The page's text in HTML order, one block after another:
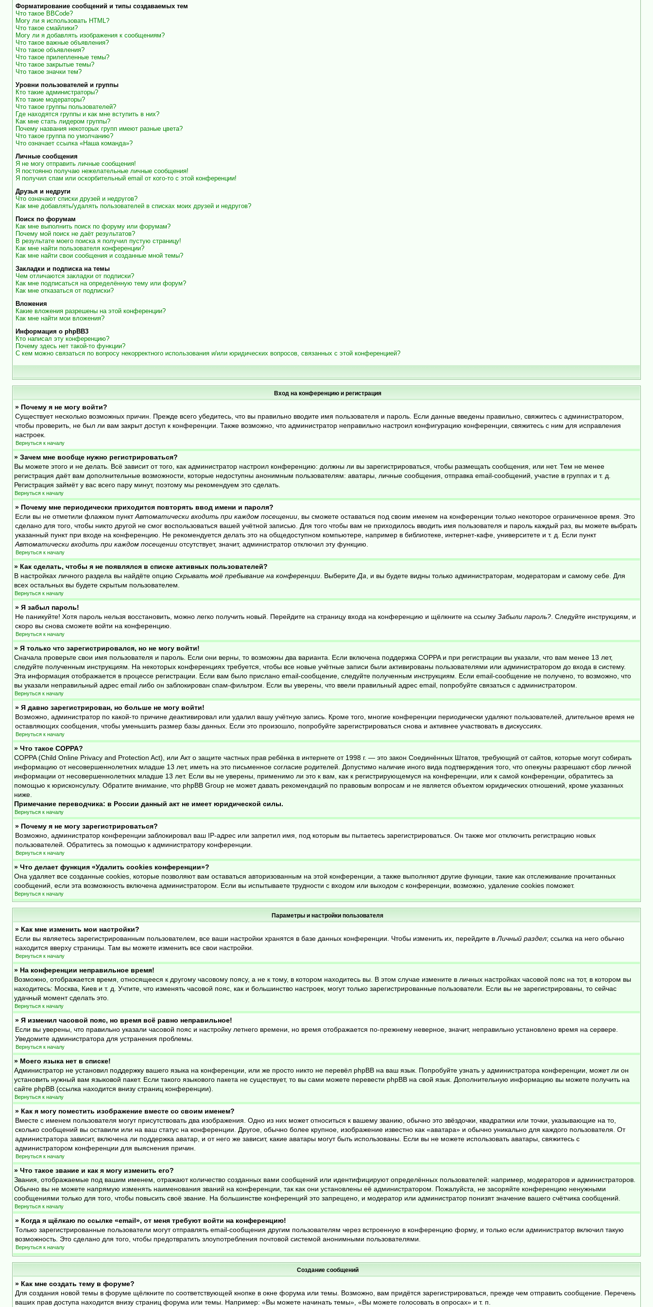
Форматирование сообщений и типы создаваемых тем
Что такое BBCode?
Могу ли я использовать HTML?
Что такое смайлики?
Могу ли я добавлять изображения к сообщениям?
Что такое важные объявления?
Что такое объявления?
Что такое прилепленные темы?
Что такое закрытые темы?
Что такое значки тем?
Уровни пользователей и группы
Кто такие администраторы?
Кто такие модераторы?
Что такое группы пользователей?
Где находятся группы и как мне вступить в них?
Как мне стать лидером группы?
Почему названия некоторых групп имеют разные цвета?
Что такое группа по умолчанию?
Что означает ссылка «Наша команда»?
Личные сообщения
Я не могу отправить личные сообщения!
Я постоянно получаю нежелательные личные сообщения!
Я получил спам или оскорбительный email от кого-то с этой конференции!
Друзья и недруги
Что означают списки друзей и недругов?
Как мне добавлять/удалять пользователей в списках моих друзей и недругов?
Поиск по форумам
Как мне выполнить поиск по форуму или форумам?
Почему мой поиск не даёт результатов?
В результате моего поиска я получил пустую страницу!
Как мне найти пользователя конференции?
Как мне найти свои сообщения и созданные мной темы?
Закладки и подписка на темы
Чем отличаются закладки от подписки?
Как мне подписаться на определённую тему или форум?
Как мне отказаться от подписки?
Вложения
Какие вложения разрешены на этой конференции?
Как мне найти мои вложения?
Информация о phpBB3
Кто написал эту конференцию?
Почему здесь нет такой-то функции?
С кем можно связаться по вопросу некорректного использования и/или юридических вопросов, связанных с этой конференцией?
Вход на конференцию и регистрация
» Почему я не могу войти?
Существует несколько возможных причин. Прежде всего убедитесь, что вы правильно вводите имя пользователя и пароль. Если данные введены правильно, свяжитесь с администратором,
чтобы проверить, не был ли вам закрыт доступ к конференции. Также возможно, что администратор неправильно настроил конфигурацию конференции, свяжитесь с ним для исправления
настроек.
Вернуться к началу
» Зачем мне вообще нужно регистрироваться?
Вы можете этого и не делать. Всё зависит от того, как администратор настроил конференцию: должны ли вы зарегистрироваться, чтобы размещать сообщения, или нет. Тем не менее
регистрация даёт вам дополнительные возможности, которые недоступны анонимным пользователям: аватары, личные сообщения, отправка email-сообщений, участие в группах и т. д.
Регистрация займёт у вас всего пару минут, поэтому мы рекомендуем это сделать.
Вернуться к началу
» Почему мне периодически приходится повторять ввод имени и пароля?
Если вы не отметили флажком пунктАвтоматически входить при каждом посещении , вы сможете оставаться под своим именем на конференции только некоторое ограниченное время. Это
сделано для того, чтобы никто другой не смог воспользоваться вашей учётной записью. Для того чтобы вам не приходилось вводить имя пользователя и пароль каждый раз, вы можете выбрать
указанный пункт при входе на конференцию. Не рекомендуется делать это на общедоступном компьютере, например в библиотеке, интернет-кафе, университете и т. д. Если пункт
Автоматически входить при каждом посещении отсутствует, значит, администратор отключил эту функцию.
Вернуться к началу
» Как сделать, чтобы я не появлялся в списке активных пользователей?
В настройках личного раздела вы найдёте опцию Скрывать моё пребывание на конференции . Выберите Да , и вы будете видны только администраторам, модераторам и самому себе. Для
всех остальных вы будете скрытым пользователем.
Вернуться к началу
» Я забыл пароль!
Не паникуйте! Хотя пароль нельзя восстановить, можно легко получить новый. Перейдите на страницу входа на конференцию и щёлкните на ссылку Забыли пароль? . Следуйте инструкциям, и
скоро вы снова сможете войти на конференцию.
Вернуться к началу
» Я только что зарегистрировался, но не могу войти!
Сначала проверьте свои имя пользователя и пароль. Если они верны, то возможны два варианта. Если включена поддержка COPPA и при регистрации вы указали, что вам менее 13 лет,
следуйте полученным инструкциям. На некоторых конференциях требуется, чтобы все новые учётные записи были активированы пользователями или администратором до входа в систему.
Эта информация отображается в процессе регистрации. Если вам было прислано email-сообщение, следуйте полученным инструкциям. Если email-сообщение не получено, то возможно, что
вы указали неправильный адрес email либо он заблокирован спам-фильтром. Если вы уверены, что ввели правильный адрес email, попробуйте связаться с администратором.
Вернуться к началу
» Я давно зарегистрирован, но больше не могу войти!
Возможно, администратор по какой-то причине деактивировал или удалил вашу учётную запись. Кроме того, многие конференции периодически удаляют пользователей, длительное время не
оставляющих сообщения, чтобы уменьшить размер базы данных. Если это произошло, попробуйте зарегистрироваться снова и активнее участвовать в дискуссиях.
Вернуться к началу
» Что такое COPPA?
COPPA (Child Online Privacy and Protection Act), или Акт о защите частных прав ребёнка в интернете от 1998 г. — это закон Соединённых Штатов, требующий от сайтов, которые могут собирать
информацию от несовершеннолетних младше 13 лет, иметь на это письменное согласие родителей. Допустимо наличие иного вида подтверждения того, что опекуны разрешают сбор личной
информации от несовершеннолетних младше 13 лет. Если вы не уверены, применимо ли это к вам, как к регистрирующемуся на конференции, или к самой конференции, обратитесь за
помощью к юрисконсульту. Обратите внимание, что phpBB Group не может давать рекомендаций по правовым вопросам и не является объектом юридических отношений, кроме указанных
ниже.
Примечание переводчика: в России данный акт не имеет юридической силы.
Вернуться к началу
» Почему я не могу зарегистрироваться?
Возможно, администратор конференции заблокировал ваш IP-адрес или запретил имя, под которым вы пытаетесь зарегистрироваться. Он также мог отключить регистрацию новых
пользователей. Обратитесь за помощью к администратору конференции.
Вернуться к началу
» Что делает функция «Удалить cookies конференции»?
Она удаляет все созданные cookies, которые позволяют вам оставаться авторизованным на этой конференции, а также выполняют другие функции, такие как отслеживание прочитанных
сообщений, если эта возможность включена администратором. Если вы испытываете трудности с входом или выходом с конференции, возможно, удаление cookies поможет.
Вернуться к началу
Параметры и настройки пользователя
» Как мне изменить мои настройки?
Если вы являетесь зарегистрированным пользователем, все ваши настройки хранятся в базе данных конференции. Чтобы изменить их, перейдите в Личный раздел; ссылка на него обычно
находится вверху страницы. Там вы можете изменить все свои настройки.
Вернуться к началу
» На конференции неправильное время!
Возможно, отображается время, относящееся к другому часовому поясу, а не к тому, в котором находитесь вы. В этом случае измените в личных настройках часовой пояс на тот, в котором вы
находитесь: Москва, Киев и т. д. Учтите, что изменять часовой пояс, как и большинство настроек, могут только зарегистрированные пользователи. Если вы не зарегистрированы, то сейчас
удачный момент сделать это.
Вернуться к началу
» Я изменил часовой пояс, но время всё равно неправильное!
Если вы уверены, что правильно указали часовой пояс и настройку летнего времени, но время отображается по-прежнему неверное, значит, неправильно установлено время на сервере.
Уведомите администратора для устранения проблемы.
Вернуться к началу
» Моего языка нет в списке!
Администратор не установил поддержку вашего языка на конференции, или же просто никто не перевёл phpBB на ваш язык. Попробуйте узнать у администратора конференции, может ли он
установить нужный вам языковой пакет. Если такого языкового пакета не существует, то вы сами можете перевести phpBB на свой язык. Дополнительную информацию вы можете получить на
сайте phpBB (ссылка находится внизу страниц конференции).
Вернуться к началу
» Как я могу поместить изображение вместе со своим именем?
Вместе с именем пользователя могут присутствовать два изображения. Одно из них может относиться к вашему званию, обычно это звёздочки, квадратики или точки, указывающие на то,
сколько сообщений вы оставили или на ваш статус на конференции. Другое, обычно более крупное, изображение известно как «аватара» и обычно уникально для каждого пользователя. От
администратора зависит, включена ли поддержка аватар, и от него же зависит, какие аватары могут быть использованы. Если вы не можете использовать аватары, свяжитесь с
администратором конференции для выяснения причин.
Вернуться к началу
» Что такое звание и как я могу изменить его?
Звания, отображаемые под вашим именем, отражают количество созданных вами сообщений или идентифицируют определённых пользователей: например, модераторов и администраторов.
Обычно вы не можете напрямую изменять наименования званий на конференции, так как они установлены её администратором. Пожалуйста, не засоряйте конференцию ненужными
сообщениями только для того, чтобы повысить своё звание. На большинстве конференций это запрещено, и модератор или администратор понизят значение вашего счётчика сообщений.
Вернуться к началу
» Когда я щёлкаю по ссылке «email», от меня требуют войти на конференцию!
Только зарегистрированные пользователи могут отправлять email-сообщения другим пользователям через встроенную в конференцию форму, и только если администратор включил такую
возможность. Это сделано для того, чтобы предотвратить злоупотребления почтовой системой анонимными пользователями.
Вернуться к началу
Создание сообщений
» Как мне создать тему в форуме?
Для создания новой темы в форуме щёлкните по соответствующей кнопке в окне форума или темы. Возможно, вам придётся зарегистрироваться, прежде чем отправить сообщение. Перечень
ваших прав доступа находится внизу страниц форума или темы. Например: «Вы можете начинать темы», «Вы можете голосовать в опросах» и т. п.